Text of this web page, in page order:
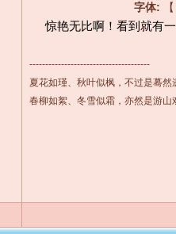
字体:
惊艳无比啊！看到就有
--------------------------------------
夏花如瑾、秋叶似枫，不过是蓦
春柳如絮、冬雪似霜，亦然是游